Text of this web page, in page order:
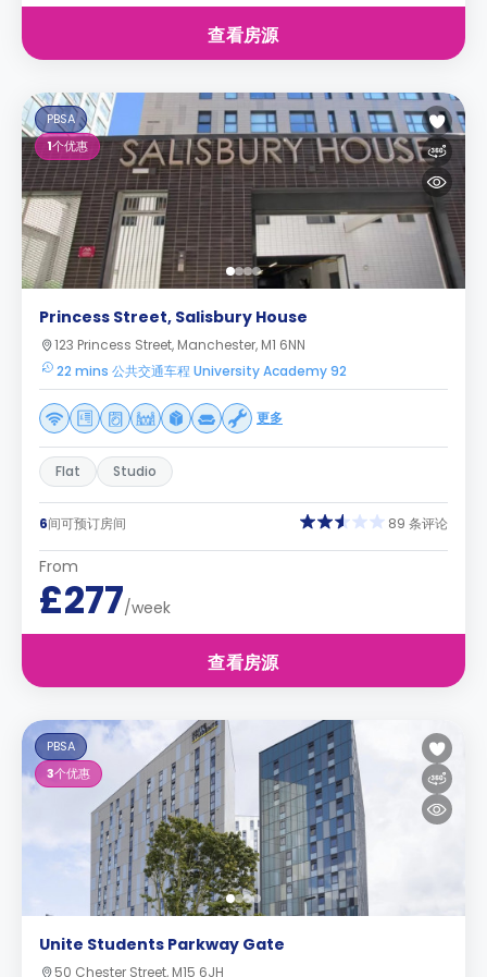
查看房源
PBSA
1个优惠
Princess Street, Salisbury House
123 Princess Street, Manchester, M1 6NN
22 mins 公共交通车程 University Academy 92
更多
Flat Studio
6间可预订房间 89 条评论
From
£277/week
查看房源
PBSA
3个优惠
Unite Students Parkway Gate
50 Chester Street, M15 6JH